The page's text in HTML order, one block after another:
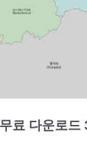
료 다운로드